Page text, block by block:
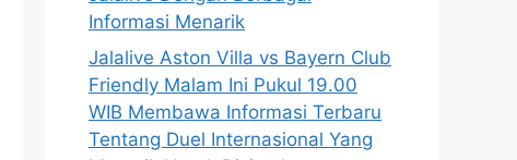
Informasi Menarik
Jalalive Aston Villa vs Bayern Club
Friendly Malam Ini Pukul 19.00
WIB Membawa Informasi Terbaru
Tentang Duel Internasional Yang